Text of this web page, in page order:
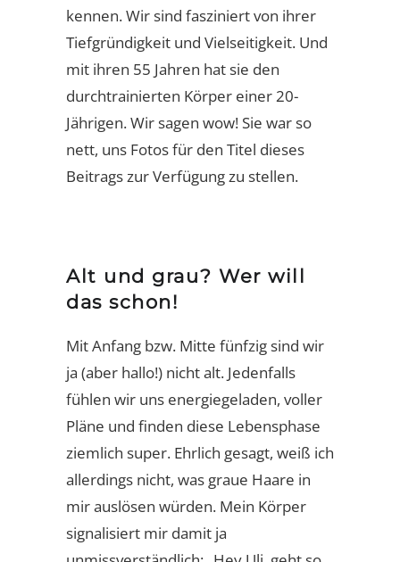
kennen. Wir sind fasziniert von ihrer
Tiefgründigkeit und Vielseitigkeit. Und
mit ihren 55 Jahren hat sie den
durchtrainierten Körper einer 20-
Jährigen. Wir sagen wow! Sie war so
nett, uns Fotos für den Titel dieses
Beitrags zur Verfügung zu stellen.
Alt und grau? Wer will
das schon!
Mit Anfang bzw. Mitte fünfzig sind wir
ja (aber hallo!) nicht alt. Jedenfalls
fühlen wir uns energiegeladen, voller
Pläne und finden diese Lebensphase
ziemlich super. Ehrlich gesagt, weiß ich
allerdings nicht, was graue Haare in
mir auslösen würden. Mein Körper
signalisiert mir damit ja